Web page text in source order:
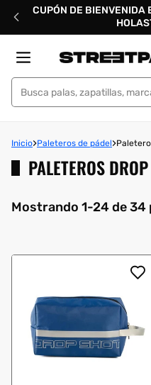
directamente
CUPÓN DE BIENVENIDA
Street Padel
Inicio Paleteros de pádel
PALETEROS
Mostrando 1-24 de